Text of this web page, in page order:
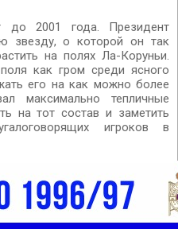
до 2001 года. Президент
звезду, о которой он так
на полях Ла-Коруньи.
как гром среди ясного
его на как можно более
максимально тепличные
на тот состав и заметить
игроков в